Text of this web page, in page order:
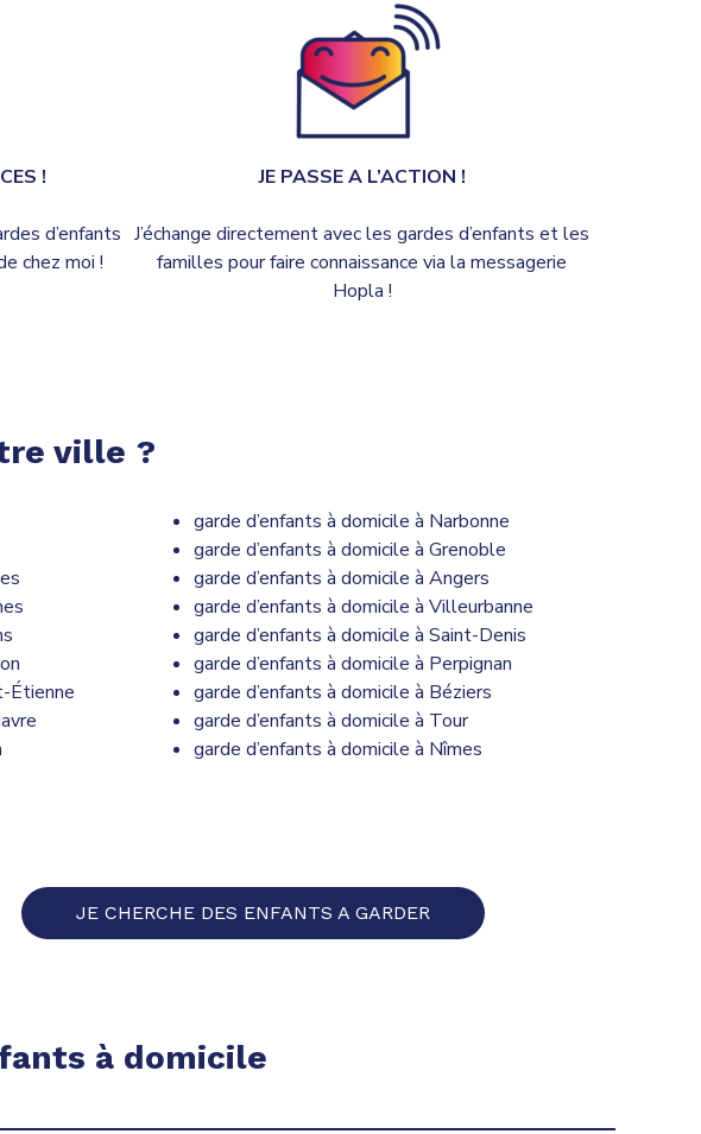
!
d’enfants
chez moi !
JE PASSE A L’ACTION !
J’échange directement avec les gardes d’enfants et les
familles pour faire connaissance via la messagerie
Hopla !
ville ?
Étienne
garde d’enfants à domicile à Narbonne
garde d’enfants à domicile à Grenoble
garde d’enfants à domicile à Angers
garde d’enfants à domicile à Villeurbanne
garde d’enfants à domicile à Saint-Denis
garde d’enfants à domicile à Perpignan
garde d’enfants à domicile à Béziers
garde d’enfants à domicile à Tour
garde d’enfants à domicile à Nîmes
JE CHERCHE DES ENFANTS A GARDER
à domicile